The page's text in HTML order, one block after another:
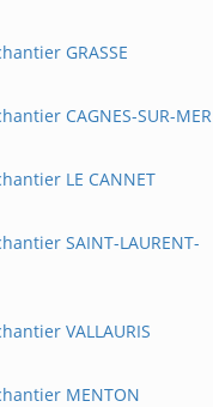
GRASSE
CAGNES-SUR-MER
LE CANNET
SAINT-LAURENT-
VALLAURIS
MENTON